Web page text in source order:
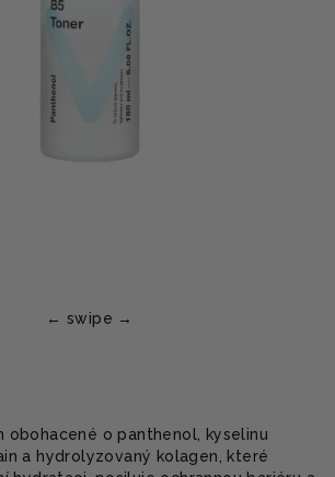
obohacené o panthenol, kyselinu
a hydrolyzovaný kolagen, které